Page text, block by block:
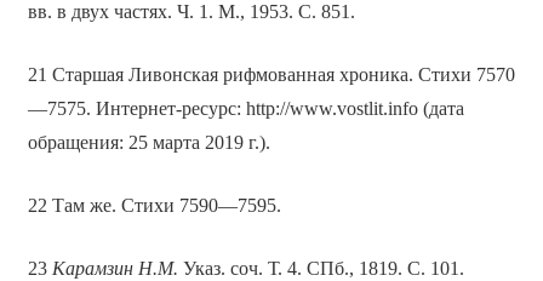
вв. в двух частях. Ч. 1. М., 1953. С. 851.
21 Старшая Ливонская рифмованная хроника. Стихи 7570
—7575. Интернет-ресурс: http://www.vostlit.info (дата
обращения: 25 марта 2019 г.).
22 Там же. Стихи 7590—7595.
23 Карамзин Н.М. Указ. соч. Т. 4. СПб., 1819. С. 101.